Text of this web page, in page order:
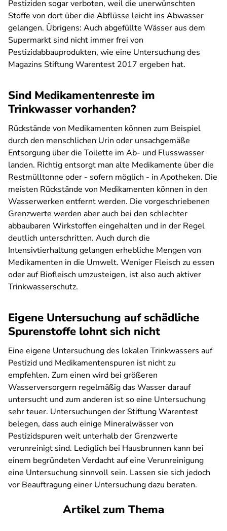
Pestiziden sogar verboten, weil die unerwünschten
Stoffe von dort über die Abflüsse leicht ins Abwasser
gelangen. Übrigens: Auch abgefüllte Wässer aus dem
Supermarkt sind nicht immer frei von
Pestizidabbauprodukten, wie eine Untersuchung des
Magazins Stiftung Warentest 2017 ergeben hat.
Sind Medikamentenreste im
Trinkwasser vorhanden?
Rückstände von Medikamenten können zum Beispiel
durch den menschlichen Urin oder unsachgemäße
Entsorgung über die Toilette im Ab- und Flusswasser
landen. Richtig entsorgt man alte Medikamente über die
Restmülltonne oder - sofern möglich - in Apotheken. Die
meisten Rückstände von Medikamenten können in den
Wasserwerken entfernt werden. Die vorgeschriebenen
Grenzwerte werden aber auch bei den schlechter
abbaubaren Wirkstoffen eingehalten und in der Regel
deutlich unterschritten. Auch durch die
Intensivtierhaltung gelangen erhebliche Mengen von
Medikamenten in die Umwelt. Weniger Fleisch zu essen
oder auf Biofleisch umzusteigen, ist also auch aktiver
Trinkwasserschutz.
Eigene Untersuchung auf schädliche
Spurenstoffe lohnt sich nicht
Eine eigene Untersuchung des lokalen Trinkwassers auf
Pestizid und Medikamentenspuren ist nicht zu
empfehlen. Zum einen wird bei größeren
Wasserversorgern regelmäßig das Wasser darauf
untersucht und zum anderen ist so eine Untersuchung
sehr teuer. Untersuchungen der Stiftung Warentest
belegen, dass auch einige Mineralwässer von
Pestizidspuren weit unterhalb der Grenzwerte
verunreinigt sind. Lediglich bei Hausbrunnen kann bei
einem begründeten Verdacht auf eine Verunreinigung
eine Untersuchung sinnvoll sein. Lassen sie sich jedoch
vor Beauftragung einer Untersuchung dazu beraten.
Artikel zum Thema